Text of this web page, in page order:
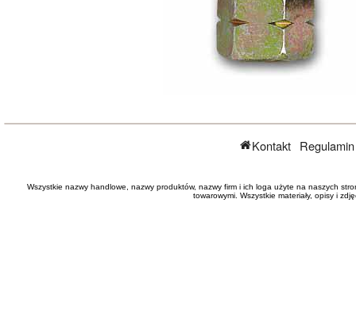
Kontakt
Wszystkie nazwy handlowe, nazwy produktów, nazwy firm i ich loga użyte na naszych
towarowymi. Wszystkie materiały, opisy i